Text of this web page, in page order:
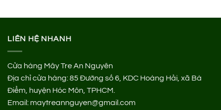
LIÊN HỆ NHANH
Cửa hàng Mây Tre An Nguyên
Địa chỉ cửa hàng:85 Đường số 6, KDC Hoàng Hải, xã Bà
Điểm, huyện Hóc Môn, TPHCM.
Email: maytreannguyen@gmail.com